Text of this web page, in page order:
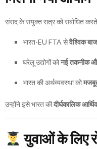
संसद के संयुक्त सत्र को संबोधित करते
भारत-EU FTA सेवैश्विक
घरेलू उद्योगों कोनई तकनीक
भारत की अर्थव्यवस्था को
उन्होंने इसे भारत कीदीर्घकालिक
युवाओं के लिए